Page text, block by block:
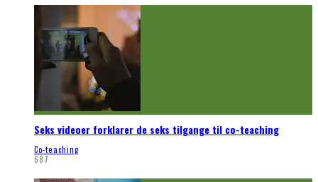
Seks videoer forklarer de seks tilgange til co-teaching
Co-teaching
687